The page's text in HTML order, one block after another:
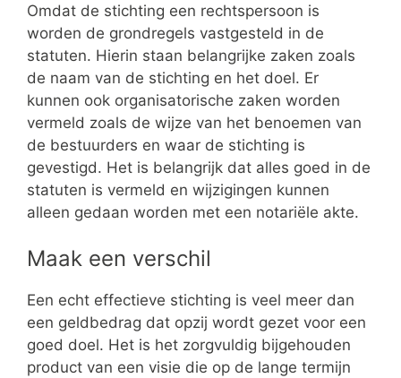
Omdat de stichting een rechtspersoon is
worden de grondregels vastgesteld in de
statuten. Hierin staan belangrijke zaken zoals
de naam van de stichting en het doel. Er
kunnen ook organisatorische zaken worden
vermeld zoals de wijze van het benoemen van
de bestuurders en waar de stichting is
gevestigd. Het is belangrijk dat alles goed in de
statuten is vermeld en wijzigingen kunnen
alleen gedaan worden met een notariële akte.
Maak een verschil
Een echt effectieve stichting is veel meer dan
een geldbedrag dat opzij wordt gezet voor een
goed doel. Het is het zorgvuldig bijgehouden
product van een visie die op de lange termijn